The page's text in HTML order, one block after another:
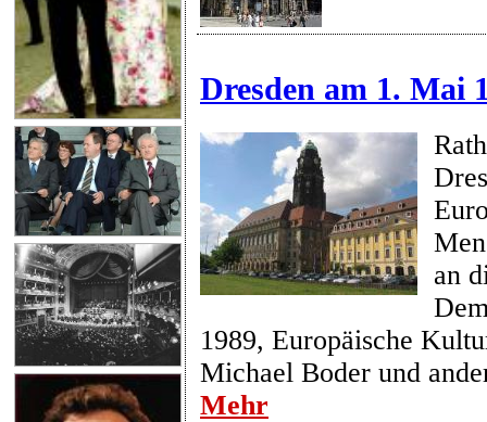
Dresden am 1. Mai
an
1989, Europäische
Michael Boder und
Mehr